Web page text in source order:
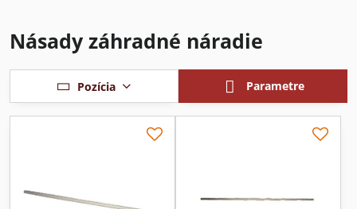
Násady záhradné náradie
Pozícia Parametre